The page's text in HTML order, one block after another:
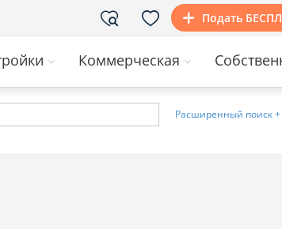
Подать
Коммерческая
Расширенный поиск +